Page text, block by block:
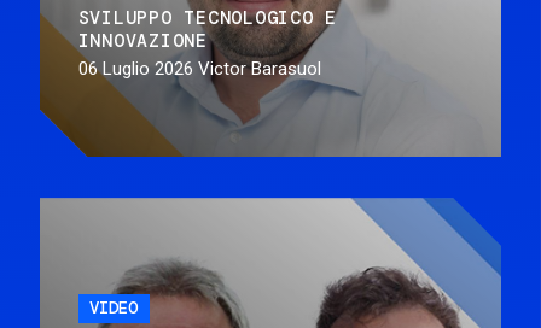
SVILUPPO TECNOLOGICO E
INNOVAZIONE
06 Luglio 2026 Victor Barasuol
VIDEO